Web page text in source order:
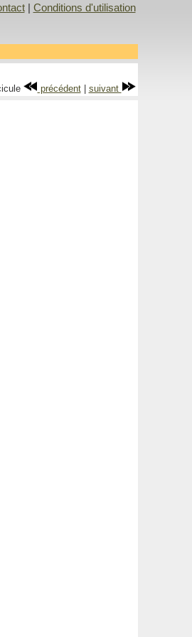
| Conditions d'utilisation
précédent| suivant